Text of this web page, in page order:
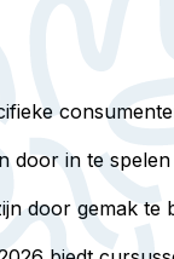
in te
door gemak